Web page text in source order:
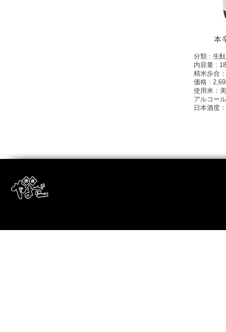
本
分類 : 生
内容量 :
精米歩合
価格 :
使用米：
アルコー
日本酒度